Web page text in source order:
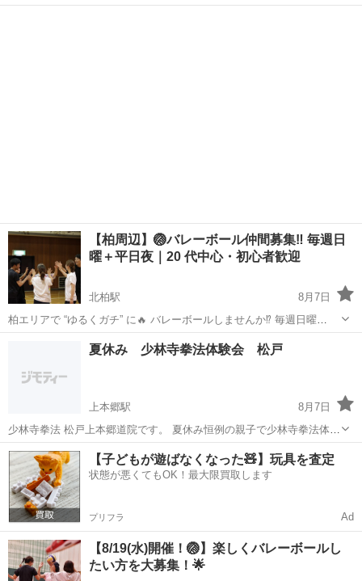
末の夜、軽く運動してリフレッシュしたい ・久しぶり/初心者だけど、
【柏周辺】🏐バレーボール仲間募集‼️ 毎週日
曜＋平日夜｜20 代中心・初心者歓迎
北柏駅
8月7日
柏エリアで “ゆるくガチ” に🔥 バレーボールしませんか⁉️ 毎週日曜
19:00-21:00 & 平日夜（週2回ほど） にコート確保🎯 初心者の「運動し
たい🤸‍♀️」から、元バレー部の「アタック決めたい‼️」まで🙌 大...
北柏駅 スポーツ 社会人
夏休み 少林寺拳法体験会 松戸
上本郷駅
8月7日
少林寺拳法 松戸上本郷道院です。 夏休み恒例の親子で少林寺拳法体験
会を今年もやってます。 水曜日19:30〜21:00 土曜日10:00〜12:00 京
成松戸線上本郷駅から徒歩3分の専有道院にて毎週開催しております。
中学生...
千葉 松戸市 上本郷駅 スポーツ 少林寺拳法
【子どもが遊ばなくなった🧸】玩具を査定
状態が悪くてもOK！最大限買取します
プリフラ Ad
【8/19(水)開催！🏐】楽しくバレーボールし
たい方を大募集！🌟